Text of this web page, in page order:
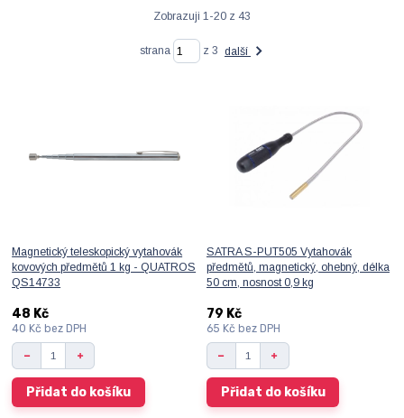
Zobrazuji 1-20 z 43
strana z 3 další
Magnetický teleskopický vytahovák
kovových předmětů 1 kg - QUATROS
QS14733
48 Kč
40 Kč bez DPH
Přidat do košíku
SATRA S-PUT505 Vytahovák
předmětů, magnetický, ohebný, délka
50 cm, nosnost 0,9 kg
79 Kč
65 Kč bez DPH
Přidat do košíku